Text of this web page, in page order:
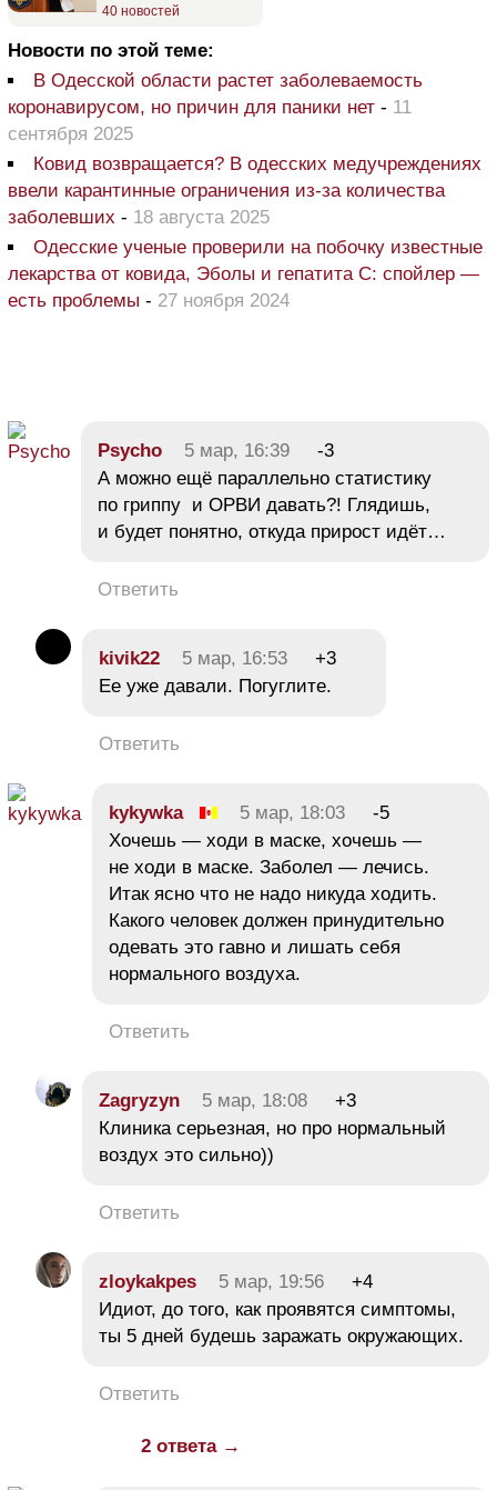
40 новостей
Новости по этой теме:
В Одесской области растет заболеваемость
коронавирусом, но причин для паники нет - 11
сентября 2025
Ковид возвращается? В одесских медучреждениях
ввели карантинные ограничения из-за количества
заболевших - 18 августа 2025
Одесские ученые проверили на побочку известные
лекарства от ковида, Эболы и гепатита С: спойлер —
есть проблемы - 27 ноября 2024
Psycho 5 мар, 16:39
-3
А можно ещё параллельно статистику
по гриппу и ОРВИ давать?! Глядишь,
и будет понятно, откуда прирост идёт…
Ответить
kivik22 5 мар, 16:53
+3
Ее уже давали. Погуглите.
Ответить
kykywka 5 мар, 18:03
-5
Хочешь — ходи в маске, хочешь —
не ходи в маске. Заболел — лечись.
Итак ясно что не надо никуда ходить.
Какого человек должен принудительно
одевать это гавно и лишать себя
нормального воздуха.
Ответить
Zagryzyn 5 мар, 18:08
+3
Клиника серьезная, но про нормальный
воздух это сильно))
Ответить
zloykakpes 5 мар, 19:56
+4
Идиот, до того, как проявятся симптомы,
ты 5 дней будешь заражать окружающих.
Ответить
2 ответа →